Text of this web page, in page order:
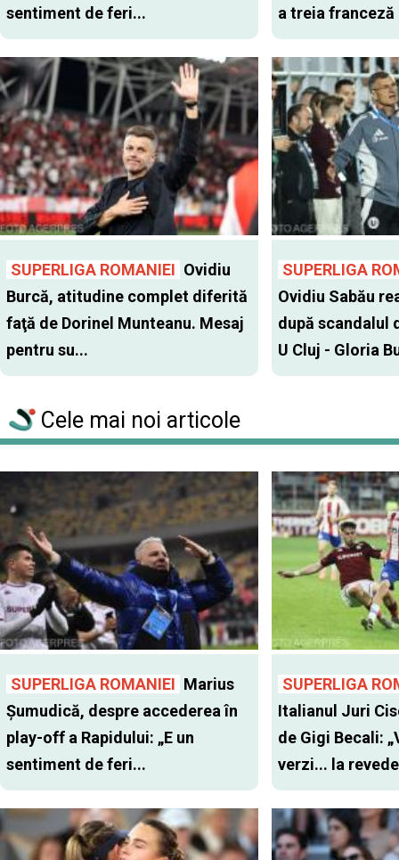
sentiment de feri... a treia franceză
SUPERLIGA ROMANIEI Ovidiu
Burcă, atitudine complet diferită
faţă de Dorinel Munteanu. Mesaj
pentru su...
SUPERLIGA
Ovidiu Sabău
după scandalul
U Cluj - Gloria
Cele mai noi articole
SUPERLIGA ROMANIEI Marius
Șumudică, despre accederea în
play-off a Rapidului: „E un
sentiment de feri...
SUPERLIGA
Italianul Juri
de Gigi Becali:
verzi... la